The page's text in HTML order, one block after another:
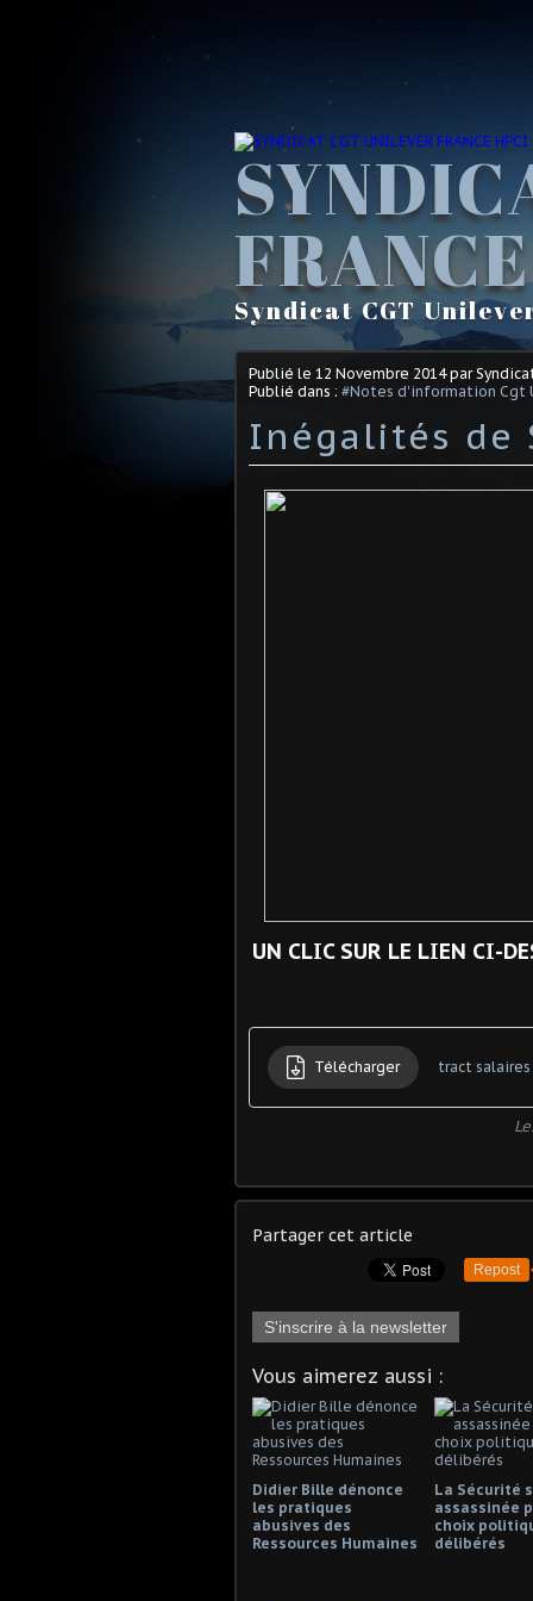
Syndicat CGT
Publié le 12 Novembre 2014par
Publié dans : #Notes d'information Cgt
Inégalités de
UN CLIC SUR LE LIEN CI-
Télécharger tract salaires
Partager cet article
Repost
S'inscrire à la newsletter
Vous aimerez aussi :
Didier Bille dénonce
les pratiques
abusives des
Ressources Humaines
La Sécurité
assassinée
choix
délibérés